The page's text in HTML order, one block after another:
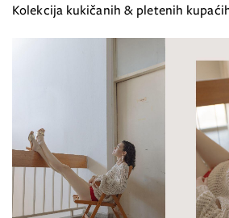
Kolekcija kukičanih & pletenih